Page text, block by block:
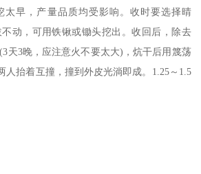
太早，产量品质均受影响。收时要选择晴
动，可用铁锹或锄头挖出。收回后，除去
天3晚，应注意火不要太大)，炕干后用篾荡
人抬着互撞，撞到外皮光淌即成。1.25～1.5